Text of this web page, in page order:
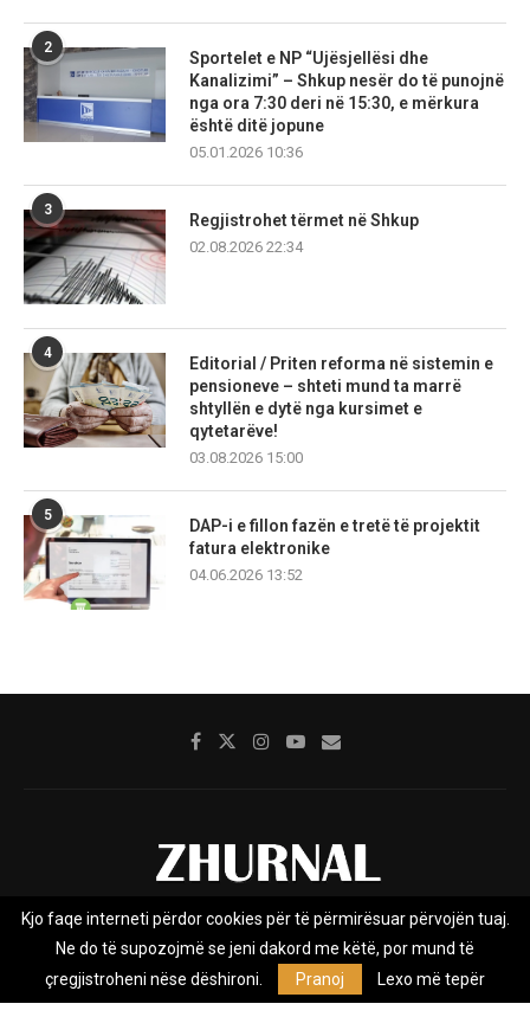
2
Sportelet e NP “Ujësjellësi dhe
Kanalizimi” – Shkup nesër do të punojnë
nga ora 7:30 deri në 15:30, e mërkura
është ditë jopune
05.01.2026 10:36
3
Regjistrohet tërmet në Shkup
02.08.2026 22:34
4
Editorial / Priten reforma në sistemin e
pensioneve – shteti mund ta marrë
shtyllën e dytë nga kursimet e
qytetarëve!
03.08.2026 15:00
5
DAP-i e fillon fazën e tretë të projektit
fatura elektronike
04.06.2026 13:52
Rreth nesh Impresumi Marketing
Kontakt
Privacy Policy
Zhurnal.mk është Agjenci e Lajmeve e pavarur, e themeluar në vitin
Kjo faqe interneti përdor cookies për të përmirësuar përvojën tuaj.
Ne do të supozojmë se jeni dakord me këtë, por mund të
çregjistroheni nëse dëshironi.
Pranoj Lexo më tepër